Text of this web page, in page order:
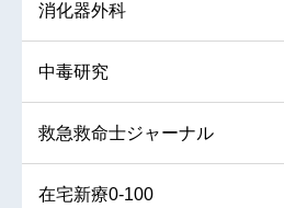
消化器外科
中毒研究
救急救命士ジャーナル
在宅新療0-100